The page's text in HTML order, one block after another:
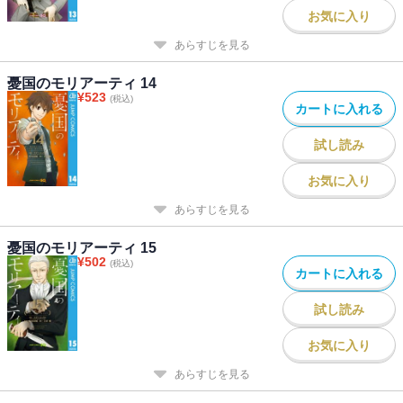
お気に入り
あらすじを見る
憂国のモリアーティ 14
¥523 (税込)
カートに入れる
試し読み
お気に入り
あらすじを見る
憂国のモリアーティ 15
¥502 (税込)
カートに入れる
試し読み
お気に入り
あらすじを見る